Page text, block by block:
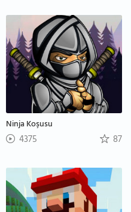
Ninja Koşusu
4375 87